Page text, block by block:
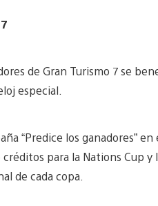
de Gran Turismo 7 se
especial.
“Predice los ganadores”
para la Nations Cup
de cada copa.